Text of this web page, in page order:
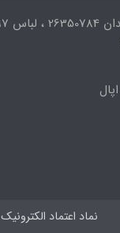
نماد اعتماد الکترونیک